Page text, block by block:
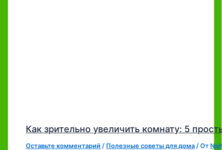
Как зрительно увеличить комнату: 5
Оставьте комментарий / Полезные советы для дома / От